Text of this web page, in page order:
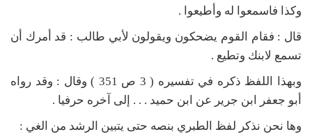
وكذا فاسمعوا له وأطيعوا .
قال : فقام القوم يضحكون ويقولون لأبي طالب : قد أمرك أن
تسمع لابنك وتطيع .
وبهذا اللفظ ذكره في تفسيره ( 3 ص 351 ) وقال : وقد رواه
أبو جعفر ابن جرير عن ابن حميد . . . إلى آخره حرفيا .
وها نحن نذكر لفظ الطبري بنصه حتى يتبين الرشد من الغي :